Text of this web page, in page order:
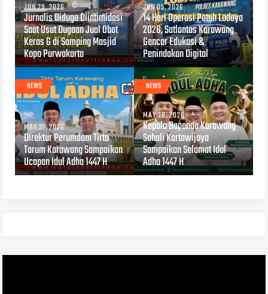
JUN 29, 2026
Jurnalis Diduga Diintimidasi
Saat Usut Dugaan Jual Obat
Keras G di Samping Masjid
Kopo Purwakarta
JUN 05, 2026
14 Hari Operasi Patuh Lodaya
2026, Satlantas Karawang
Gencar Edukasi &
Penindakan Digital
NEWS
MAY 31, 2026
Direktur Perumdam Tirta
Tarum Karawang Sampaikan
Ucapan Idul Adha 1447 H
NEWS
MAY 28, 2026
Kepala Bapenda Karawang
Sahali Kartawijaya
Sampaikan Selamat Idul
Adha 1447 H